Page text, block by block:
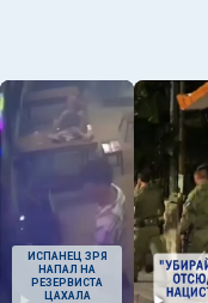
ИСПАНЕЦ ЗРЯ
НАПАЛ НА
РЕЗЕРВИСТА
ЦАХАЛА